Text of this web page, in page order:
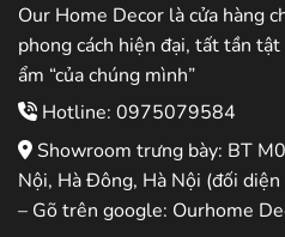
Our Home Decor là cửa hàng
phong cách hiện đại, tất tần
ẩm “của chúng mình”
Hotline: 0975079584
Showroom trưng bày: BT
Nội, Hà Đông, Hà Nội (đối
– Gõ trên google: Ourhome